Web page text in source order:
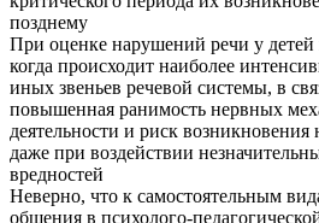
позднему
При оценке нарушений речи у
когда происходит наиболее
иных звеньев речевой системы, в
повышенная ранимость нервных
деятельности и риск
даже при воздействии
вредностей
Неверно, что к самостоятельным
общения в психолого-